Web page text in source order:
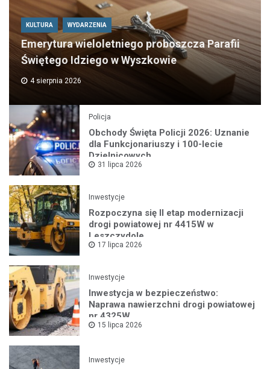
KULTURA WYDARZENIA
Emerytura wieloletniego proboszcza Parafii
Świętego Idziego w Wyszkowie
4 sierpnia 2026
Policja
Obchody Święta Policji 2026: Uznanie
dla Funkcjonariuszy i 100-lecie
Dzielnicowych
31 lipca 2026
Inwestycje
Rozpoczyna się II etap modernizacji
drogi powiatowej nr 4415W w
Leszczydole
17 lipca 2026
Inwestycje
Inwestycja w bezpieczeństwo:
Naprawa nawierzchni drogi powiatowej
nr 4325W
15 lipca 2026
Inwestycje